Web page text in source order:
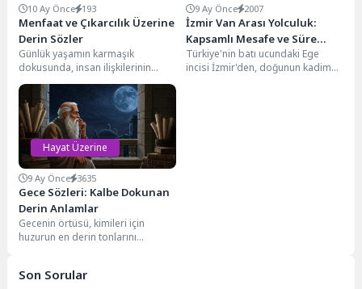
10 Ay Önce 193
Menfaat ve Çıkarcılık Üzerine
Derin Sözler
Günlük yaşamın karmaşık
dokusunda, insan ilişkilerinin
gerçek yüzünü genellikle menfaat
ve çıkarcılık duyguları açığa
çıkarır....
9 Ay Önce 2007
İzmir Van Arası Yolculuk:
Kapsamlı Mesafe ve Süre
Rehberi
Türkiye'nin batı ucundaki Ege
incisi İzmir'den, doğunun kadim
Hayat Üzerine
9 Ay Önce 3635
Gece Sözleri: Kalbe Dokunan
Derin Anlamlar
Gecenin örtüsü, kimileri için
huzurun en derin tonlarını
Son Sorular